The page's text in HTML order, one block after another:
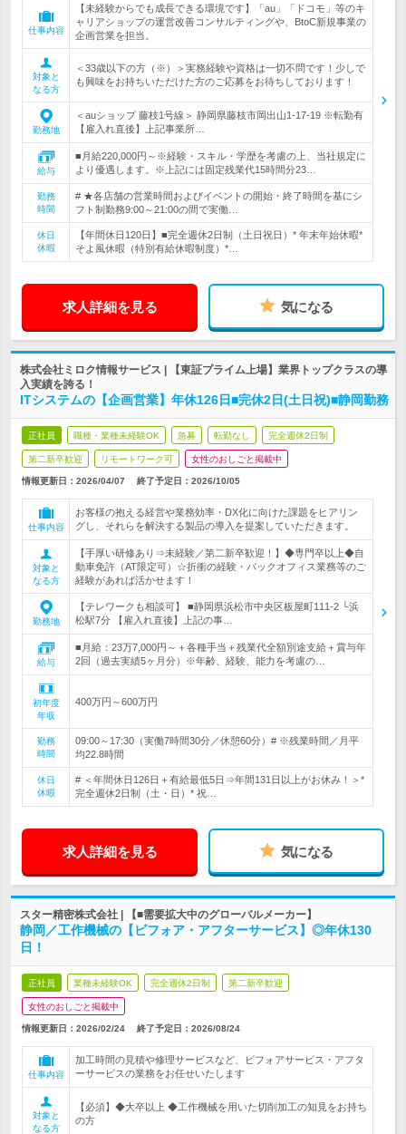
仕事内容
【未経験からでも成長できる環境です】「au」「ドコモ」等のキ
ャリアショップの運営改善コンサルティングや、BtoC新規事業の
企画営業を担当。
対象と
なる方
＜33歳以下の方（※）＞実務経験や資格は一切不問です！少しで
も興味をお持ちいただけた方のご応募をお待ちしております！
勤務地
＜auショップ 藤枝1号線＞ 静岡県藤枝市岡出山1-17-19 ※転勤有
【雇入れ直後】上記事業所…
給与
■月給220,000円～※経験・スキル・学歴を考慮の上、当社規定に
より優遇します。※上記には固定残業代15時間分23…
勤務
時間
# ★各店舗の営業時間およびイベントの開始・終了時間を基にシ
フト制勤務9:00～21:00の間で実働…
休日
休暇
【年間休日120日】■完全週休2日制（土日祝日）* 年末年始休暇*
そよ風休暇（特別有給休暇制度）*…
求人詳細を見る 気になる
株式会社ミロク情報サービス | 【東証プライム上場】業界トップクラスの導
入実績を誇る！
ITシステムの【企画営業】年休126日■完休2日(土日祝)■静岡勤務
正社員 職種・業種未経験OK 急募 転勤なし 完全週休2日制
第二新卒歓迎 リモートワーク可 女性のおしごと掲載中
情報更新日：2026/04/07 終了予定日： 2026/10/05
仕事内容
お客様の抱える経営や業務効率・DX化に向けた課題をヒアリン
グし、それらを解決する製品の導入を提案していただきます。
対象と
なる方
【手厚い研修あり⇒未経験／第二新卒歓迎！】◆専門卒以上◆自
動車免許（AT限定可）☆折衝の経験・バックオフィス業務等のご
経験があれば活かせます！
勤務地
【テレワークも相談可】 ■静岡県浜松市中央区板屋町111-2 └浜
松駅7分 【雇入れ直後】上記の事…
給与
■月給：23万7,000円～＋各種手当＋残業代全額別途支給＋賞与年
2回（過去実績5ヶ月分）※年齢、経験、能力を考慮の…
初年度
年収
400万円～600万円
勤務
時間
09:00～17:30（実働7時間30分／休憩60分）# ※残業時間／月平
均22.8時間
休日
休暇
# ＜年間休日126日＋有給最低5日⇒年間131日以上がお休み！＞*
完全週休2日制（土・日）* 祝…
求人詳細を見る 気になる
スター精密株式会社 | 【■需要拡大中のグローバルメーカー】
静岡／工作機械の【ビフォア・アフターサービス】◎年休130
日！
正社員 業種未経験OK 完全週休2日制 第二新卒歓迎
女性のおしごと掲載中
情報更新日：2026/02/24 終了予定日： 2026/08/24
仕事内容
加工時間の見積や修理サービスなど、ビフォアサービス・アフタ
ーサービスの業務をお任せいたします
対象と
なる方
【必須】◆大卒以上 ◆工作機械を用いた切削加工の知見をお持ち
の方